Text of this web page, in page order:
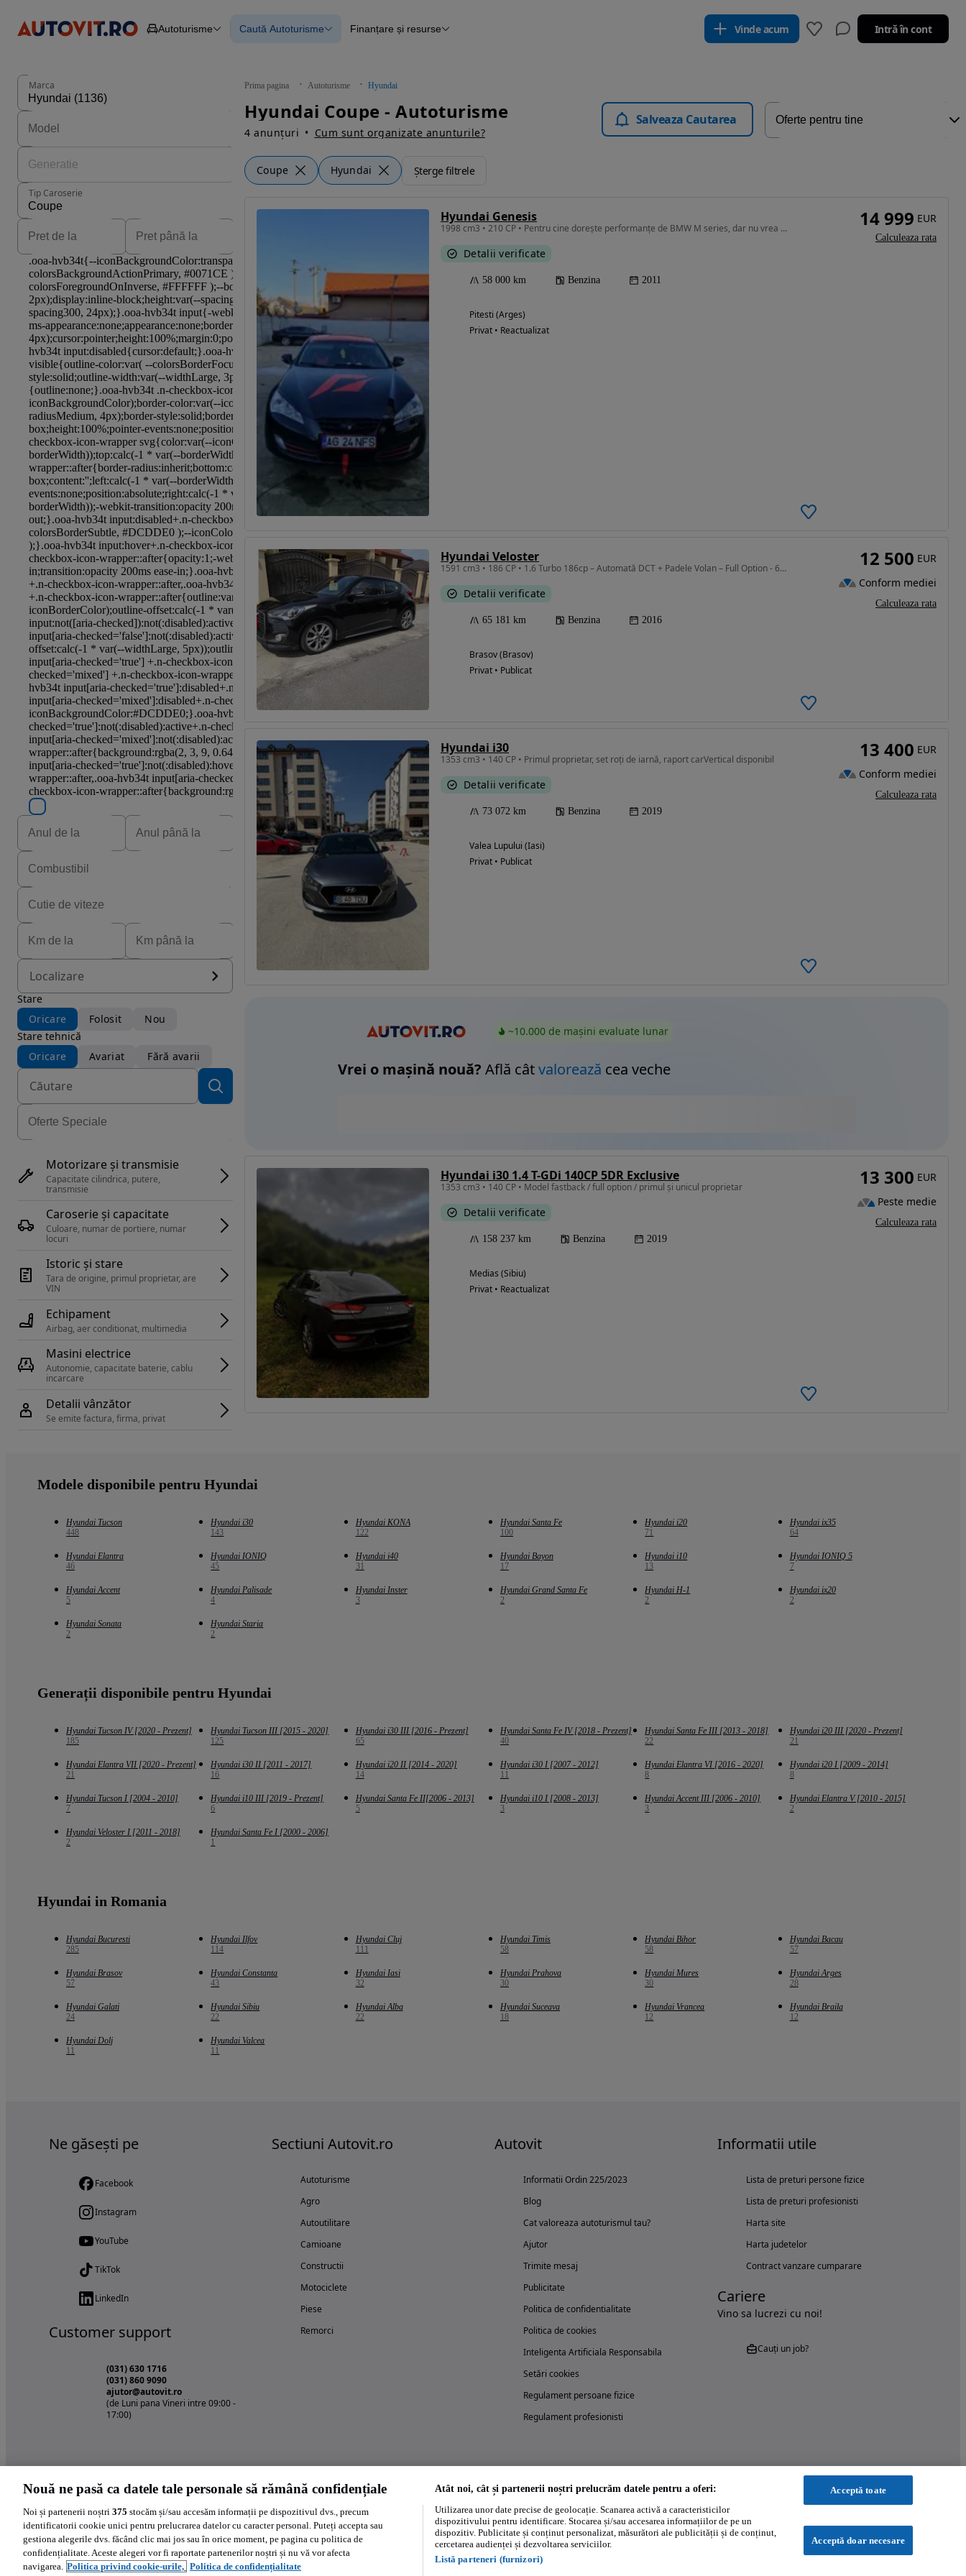
Autoturisme
Autoturisme
Mașini electrice
Mașini cu detalii verificate
Caută Autoturisme
Blog Autovit.ro
Finanțare și resurse Vinde acum Intră în cont
Prima pagina Autoturisme Hyundai
Hyundai Coupe - Autoturisme
4 anunțuri Cum sunt organizate anunturile?
Salveaza Cautarea
Coupe Hyundai Șterge filtrele
Marca
Tip Caroserie
Localizare
Stare
Oricare
Folosit
Nou
Stare tehnică
Oricare
Avariat Fără avarii
Motorizare și transmisie
Capacitate cilindrica, putere,
transmisie
Caroserie și capacitate
Culoare, numar de portiere, numar
locuri
Istoric și stare
Tara de origine, primul proprietar, are
Echipament
Airbag, aer conditionat, multimedia
Masini electrice
Autonomie, capacitate baterie, cablu
Detalii vânzător
Se emite factura, firma, privat
Hyundai Genesis
1998 cm3 • 210 CP • Pentru cine dorește performanțe de BMW M series, dar nu vrea BMW
Detalii verificate
58 000 km Benzina 2011
Pitesti (Arges)
Privat • Reactualizat
14 999 EUR
Calculeaza rata
Hyundai Veloster
1591 cm3 • 186 CP • 1.6 Turbo 186cp – Automată DCT + Padele Volan – Full Option - 65000km
Detalii verificate
65 181 km Benzina 2016
Brasov (Brasov)
Privat • Publicat
12 500 EUR
Conform mediei
Calculeaza rata
Hyundai i30
1353 cm3 • 140 CP • Primul proprietar, set roți de iarnă, raport carVertical disponibil
Detalii verificate
73 072 km Benzina 2019
Valea Lupului (Iasi)
Privat • Publicat
13 400 EUR
Conform mediei
Calculeaza rata
~10.000 de mașini evaluate lunar
Vrei o mașină nouă? Află câtvalorează cea veche
Hyundai i30 1.4 T-GDi 140CP 5DR Exclusive
1353 cm3 • 140 CP • Model fastback / full option / primul și unicul proprietar
Detalii verificate
158 237 km Benzina 2019
Medias (Sibiu)
Privat • Reactualizat
13 300 EUR
Peste medie
Calculeaza rata
Modele disponibile pentru Hyundai
Hyundai Tucson
448
Hyundai i30
143
Hyundai KONA
122
Hyundai Santa Fe
100
Hyundai i20
71
Hyundai ix35
64
Hyundai Elantra
46
Hyundai IONIQ
45
Hyundai i40
31
Hyundai Bayon
17
Hyundai i10
13
Hyundai IONIQ 5
7
Hyundai Accent
5
Hyundai Palisade
4
Hyundai Inster
3
Hyundai Grand Santa Fe
2
Hyundai H-1
2
Hyundai ix20
2
Hyundai Sonata
2
Hyundai Staria
2
Generații disponibile pentru Hyundai
Hyundai Tucson IV [2020 - Prezent]
185
Hyundai Tucson III [2015 - 2020]
125
Hyundai i30 III [2016 - Prezent]
65
Hyundai Santa Fe IV [2018 - Prezent]
40
Hyundai Santa Fe III [2013 - 2018]
22
Hyundai i20 III [2020 - Prezent]
21
Hyundai Elantra VII [2020 - Prezent]
21
Hyundai i30 II [2011 - 2017]
16
Hyundai i20 II [2014 - 2020]
14
Hyundai i30 I [2007 - 2012]
11
Hyundai Elantra VI [2016 - 2020]
8
Hyundai i20 I [2009 - 2014]
8
Hyundai Tucson I [2004 - 2010]
7
Hyundai i10 III [2019 - Prezent]
6
Hyundai Santa Fe II[2006 - 2013]
5
Hyundai i10 I [2008 - 2013]
3
Hyundai Accent III [2006 - 2010]
3
Hyundai Elantra V [2010 - 2015]
2
Hyundai Veloster I [2011 - 2018]
2
Hyundai Santa Fe I [2000 - 2006]
1
Hyundai in Romania
Hyundai Bucuresti
285
Hyundai Ilfov
114
Hyundai Cluj
111
Hyundai Timis
58
Hyundai Bihor
58
Hyundai Bacau
57
Hyundai Brasov
57
Hyundai Constanta
43
Hyundai Iasi
32
Hyundai Prahova
30
Hyundai Mures
30
Hyundai Arges
28
Hyundai Galati
24
Hyundai Sibiu
22
Hyundai Alba
22
Hyundai Suceava
18
Hyundai Vrancea
12
Hyundai Braila
12
Hyundai Dolj
11
Hyundai Valcea
11
Ne găsești pe
Facebook
Instagram
YouTube
TikTok
LinkedIn
Customer support
(031) 630 1716
(031) 860 9090
ajutor@autovit.ro
(de Luni pana Vineri intre 09:00 -
17:00)
Sectiuni Autovit.ro
Autoturisme
Agro
Autoutilitare
Camioane
Constructii
Motociclete
Piese
Remorci
Autovit
Informatii Ordin 225/2023
Blog
Cat valoreaza autoturismul tau?
Ajutor
Trimite mesaj
Publicitate
Politica de confidentialitate
Politica de cookies
Inteligenta Artificiala Responsabila
Setări cookies
Regulament persoane fizice
Regulament profesionisti
Informatii utile
Lista de preturi persone fizice
Lista de preturi profesionisti
Harta site
Harta judetelor
Contract vanzare cumparare
Cariere
Vino sa lucrezi cu noi!
Cauți un job?
Încearcă acum aplicația Autovit.ro
Nouă ne pasă ca datele tale personale să rămână confidențiale
Noi și partenerii noștri 375 stocăm și/sau accesăm informații pe dispozitivul dvs., precum
identificatorii cookie unici pentru prelucrarea datelor cu caracter personal. Puteți accepta sau
gestiona alegerile dvs. făcând clic mai jos sau în orice moment, pe pagina cu politica de
confidențialitate. Aceste alegeri vor fi raportate partenerilor noștri și nu vă vor afecta
navigarea. Politica privind cookie-urile, Politica de confidențialitate
Atât noi, cât și partenerii noștri prelucrăm datele pentru a oferi:
Utilizarea unor date precise de geolocație. Scanarea activă a caracteristicilor
dispozitivului pentru identificare. Stocarea și/sau accesarea informațiilor de pe un
dispozitiv. Publicitate și conținut personalizat, măsurători ale publicității și de conținut,
cercetarea audienței și dezvoltarea serviciilor.
Listă parteneri (furnizori)
Acceptă toate
Acceptă doar necesare